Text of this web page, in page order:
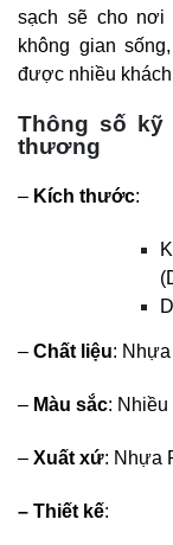
sạch sẽ cho nơi
không gian
được nhiều
Thông số kỹ
thương
– Kích thước:
– Chất liệu:
– Màu sắc:
– Xuất xứ: Nhựa
– Thiết kế: